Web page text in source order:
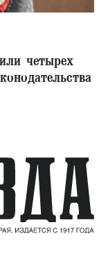
четырех